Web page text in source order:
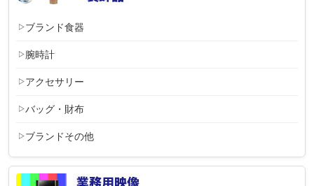
ブランド食器
腕時計
アクセサリー
バッグ・財布
ブランドその他